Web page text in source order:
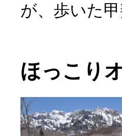
が、歩いた
ほっこり